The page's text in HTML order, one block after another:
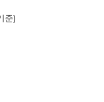
준)